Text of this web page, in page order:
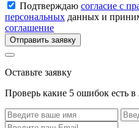
Подтверждаю согласие с
персональных данных и
соглашение
Отправить заявку
Оставьте заявку
Проверь какие 5 ошибок есть